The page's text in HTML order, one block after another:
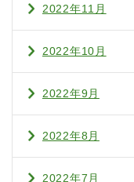
2022年11月
2022年10月
2022年9月
2022年8月
2022年7月